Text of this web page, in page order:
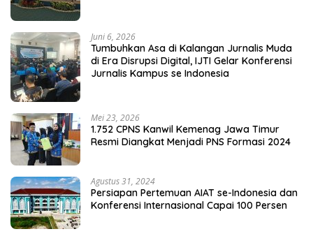
Juni 6, 2026
Tumbuhkan Asa di Kalangan Jurnalis Muda
di Era Disrupsi Digital, IJTI Gelar Konferensi
Jurnalis Kampus se Indonesia
Mei 23, 2026
1.752 CPNS Kanwil Kemenag Jawa Timur
Resmi Diangkat Menjadi PNS Formasi 2024
Agustus 31, 2024
Persiapan Pertemuan AIAT se-Indonesia dan
Konferensi Internasional Capai 100 Persen